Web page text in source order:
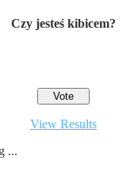
Czy jesteś kibicem?
View Results
...